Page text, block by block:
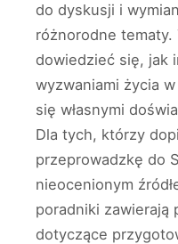
do dyskusji i
różnorodne tematy.
dowiedzieć się, jak
wyzwaniami życia
się własnymi
Dla tych, którzy
przeprowadzkę do
nieocenionym
poradniki zawierają
dotyczące